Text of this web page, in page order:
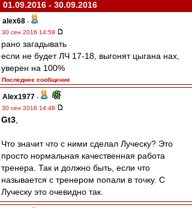
01.09.2016 - 30.09.2016
alex68 -
30 сен 2016 14:59
рано загадывать
если не будет ЛЧ 17-18, выгонят цыгана нах,
уверен на 100%
Последнее сообщение
Alex1977 -
30 сен 2016 14:48
Gt3
Что значит что с ними сделал Луческу? Это
просто нормальная качественная работа
тренера. Так и должно быть, если что
называется с тренером попали в точку. С
Луческу это очевидно так.